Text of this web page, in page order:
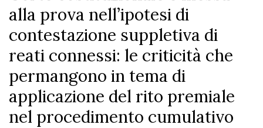
alla prova nell’ipotesi di
contestazione suppletiva di
reati connessi: le criticità che
permangono in tema di
applicazione del rito premiale
nel procedimento cumulativo